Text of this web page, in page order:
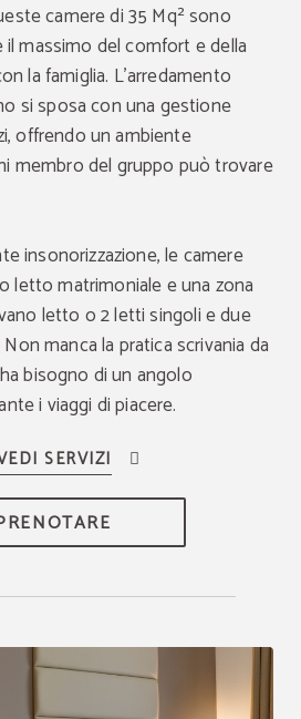
camere di 35 Mq² sono
massimo del comfort e della
la famiglia. L'arredamento
si sposa con una gestione
offrendo un ambiente
membro del gruppo può trovare
insonorizzazione, le camere
letto matrimoniale e una zona
letto o 2 letti singoli e due
manca la pratica scrivania da
bisogno di un angolo
i viaggi di piacere.